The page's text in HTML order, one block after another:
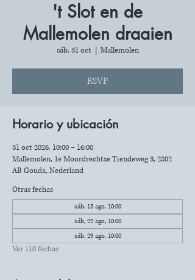
't Slot en de
Mallemolen draaien
sáb, 31 oct
  |
Mallemolen
RSVP
Horario y ubicación
31 oct 2026, 10:00 – 16:00
Mallemolen, 1e Moordrechtse Tiendeweg 3, 2802
AB Gouda, Nederland
Otras fechas
sáb, 15 ago, 10:00
sáb, 22 ago, 10:00
sáb, 29 ago, 10:00
Ver 110 fechas